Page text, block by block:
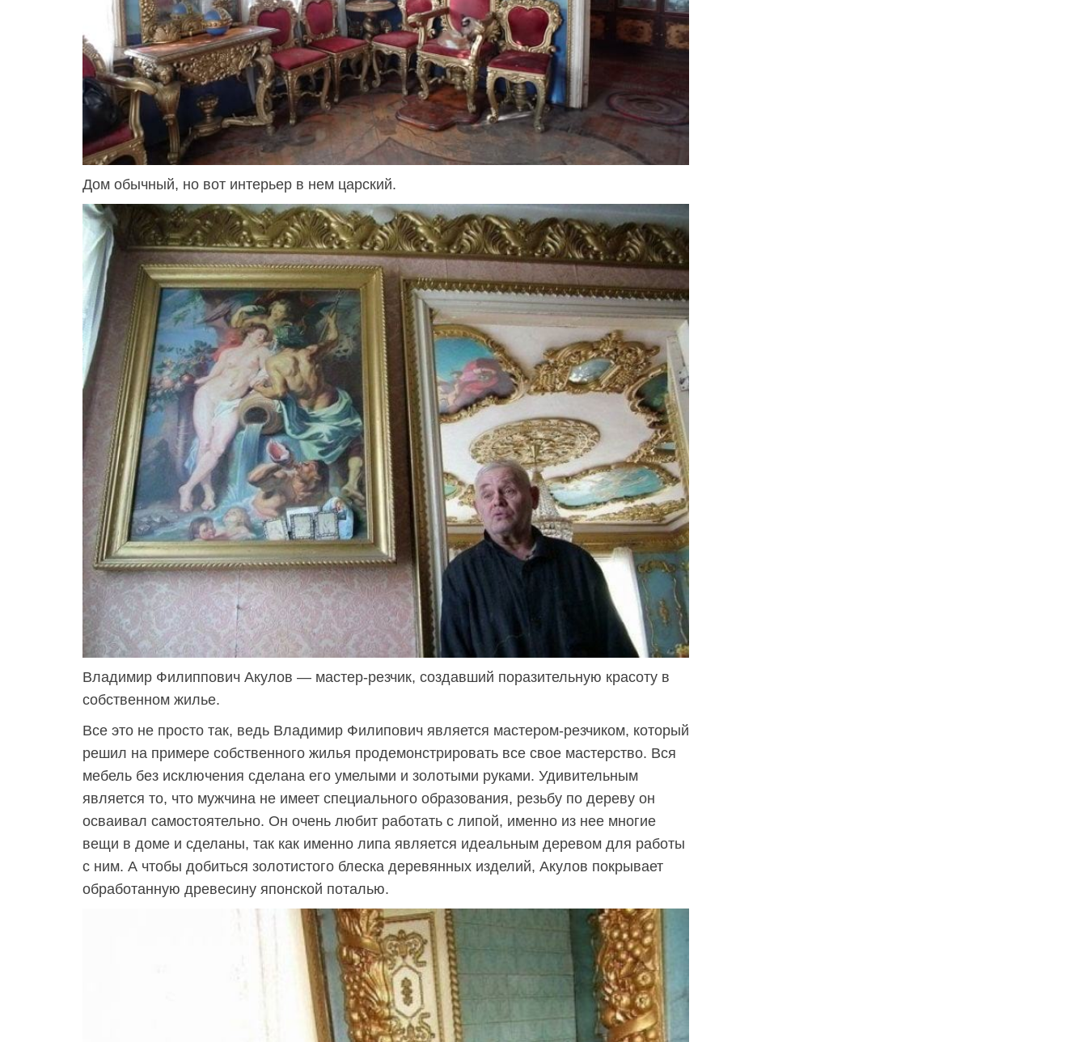
Дом обычный, но вот интерьер в нем царский.
Владимир Филиппович Акулов — мастер-резчик, создавший поразительную красоту в
собственном жилье.
Все это не просто так, ведь Владимир Филипович является мастером-резчиком, который
решил на примере собственного жилья продемонстрировать все свое мастерство. Вся
мебель без исключения сделана его умелыми и золотыми руками. Удивительным
является то, что мужчина не имеет специального образования, резьбу по дереву он
осваивал самостоятельно. Он очень любит работать с липой, именно из нее многие
вещи в доме и сделаны, так как именно липа является идеальным деревом для работы
с ним. А чтобы добиться золотистого блеска деревянных изделий, Акулов покрывает
обработанную древесину японской поталью.